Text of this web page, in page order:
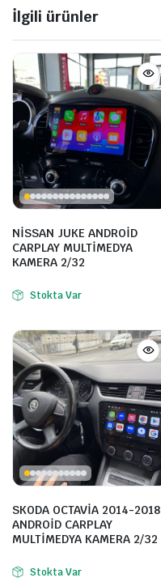
İlgili ürünler
NİSSAN JUKE ANDROİD
CARPLAY MULTİMEDYA
KAMERA 2/32
Stokta Var
SKODA OCTAVİA 2014-2018
ANDROİD CARPLAY
MULTİMEDYA KAMERA 2/32
Stokta Var